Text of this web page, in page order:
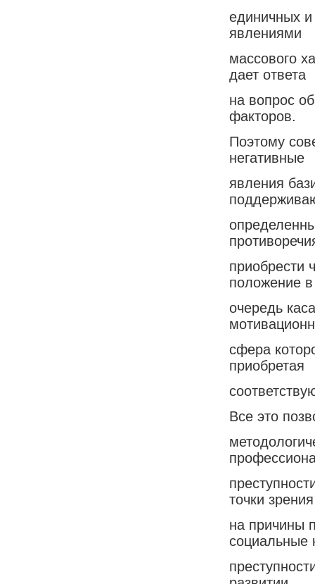
единичных
явлениями
массового
дает ответа
на вопрос
факторов.
Поэтому
негативные
явления
приобрести
положение
очередь
сфера
приобретая
Все это
точки зрения
на причины
социальные